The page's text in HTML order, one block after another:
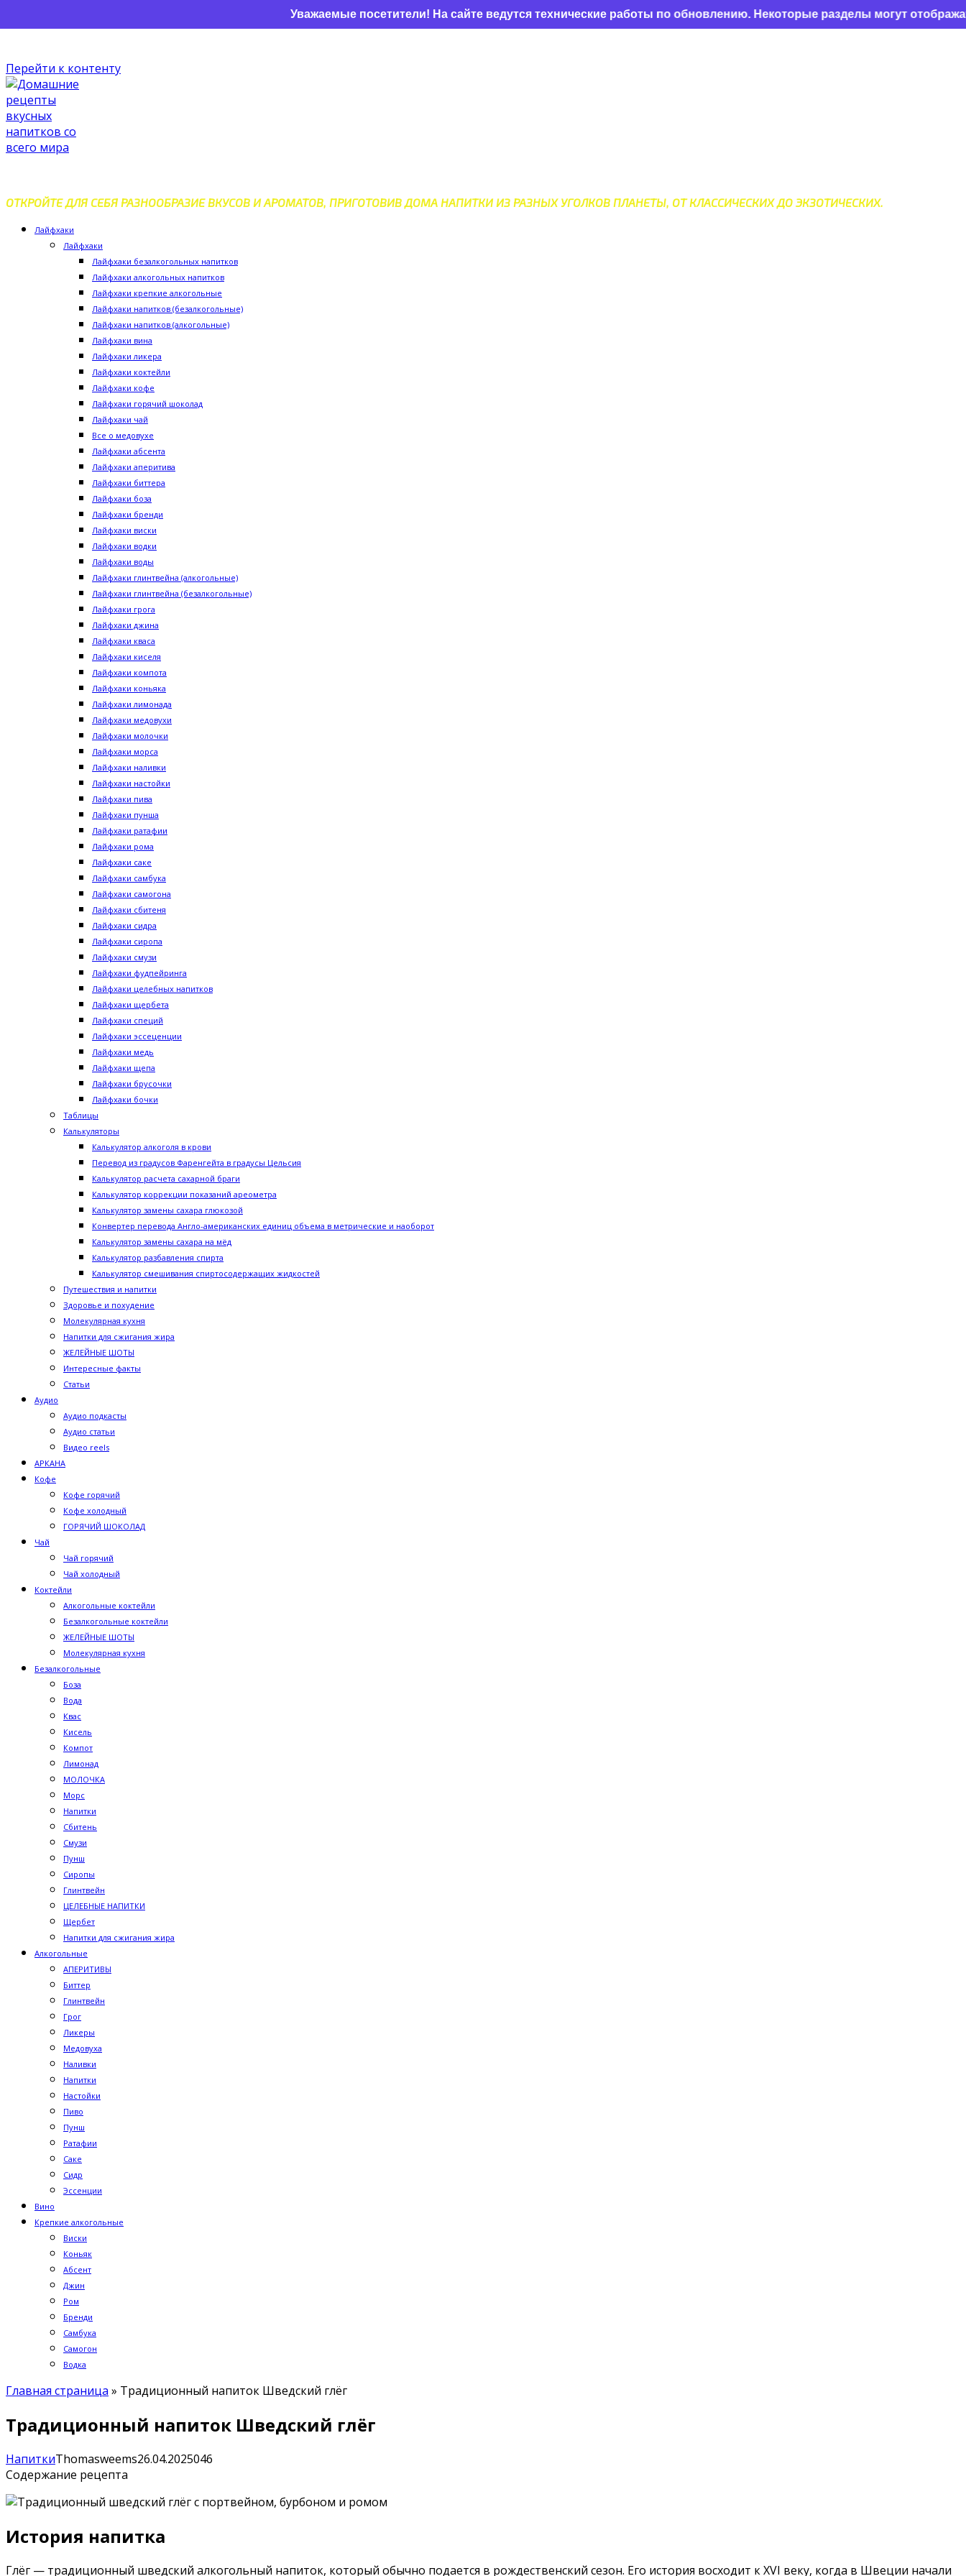
Перейти к контенту
ОТКРОЙТЕ ДЛЯ СЕБЯ РАЗНООБРАЗИЕ ВКУСОВ И АРОМАТОВ, ПРИГОТОВИВ ДОМА НАПИТКИ ИЗ РАЗНЫХ УГОЛКОВ ПЛАНЕТЫ, ОТ КЛАССИЧЕСКИХ ДО ЭКЗОТИЧЕСКИХ.
Лайфхаки
Лайфхаки
Лайфхаки безалкогольных напитков
Лайфхаки алкогольных напитков
Лайфхаки крепкие алкогольные
Лайфхаки напитков (безалкогольные)
Лайфхаки напитков (алкогольные)
Лайфхаки вина
Лайфхаки ликера
Лайфхаки коктейли
Лайфхаки кофе
Лайфхаки горячий шоколад
Лайфхаки чай
Все о медовухе
Лайфхаки абсента
Лайфхаки аперитива
Лайфхаки биттера
Лайфхаки боза
Лайфхаки бренди
Лайфхаки виски
Лайфхаки водки
Лайфхаки воды
Лайфхаки глинтвейна (алкогольные)
Лайфхаки глинтвейна (безалкогольные)
Лайфхаки грога
Лайфхаки джина
Лайфхаки кваса
Лайфхаки киселя
Лайфхаки компота
Лайфхаки коньяка
Лайфхаки лимонада
Лайфхаки медовухи
Лайфхаки молочки
Лайфхаки морса
Лайфхаки наливки
Лайфхаки настойки
Лайфхаки пива
Лайфхаки пунша
Лайфхаки ратафии
Лайфхаки рома
Лайфхаки саке
Лайфхаки самбука
Лайфхаки самогона
Лайфхаки сбитеня
Лайфхаки сидра
Лайфхаки сиропа
Лайфхаки смузи
Лайфхаки фудпейринга
Лайфхаки целебных напитков
Лайфхаки щербета
Лайфхаки специй
Лайфхаки эссеценции
Лайфхаки медь
Лайфхаки щепа
Лайфхаки брусочки
Лайфхаки бочки
Таблицы
Калькуляторы
Калькулятор алкоголя в крови
Перевод из градусов Фаренгейта в градусы Цельсия
Калькулятор расчета сахарной браги
Калькулятор коррекции показаний ареометра
Калькулятор замены сахара глюкозой
Конвертер перевода Англо-американских единиц объема в метрические и наоборот
Калькулятор замены сахара на мёд
Калькулятор разбавления спирта
Калькулятор смешивания спиртосодержащих жидкостей
Путешествия и напитки
Здоровье и похудение
Молекулярная кухня
Напитки для сжигания жира
ЖЕЛЕЙНЫЕ ШОТЫ
Интересные факты
Статьи
Аудио
Аудио подкасты
Аудио статьи
Видео reels
АРКАНА
Кофе
Кофе горячий
Кофе холодный
ГОРЯЧИЙ ШОКОЛАД
Чай
Чай горячий
Чай холодный
Коктейли
Алкогольные коктейли
Безалкогольные коктейли
ЖЕЛЕЙНЫЕ ШОТЫ
Молекулярная кухня
Безалкогольные
Боза
Вода
Квас
Кисель
Компот
Лимонад
МОЛОЧКА
Морс
Напитки
Сбитень
Смузи
Пунш
Сиропы
Глинтвейн
ЦЕЛЕБНЫЕ НАПИТКИ
Щербет
Напитки для сжигания жира
Алкогольные
АПЕРИТИВЫ
Биттер
Глинтвейн
Грог
Ликеры
Медовуха
Наливки
Напитки
Настойки
Пиво
Пунш
Ратафии
Саке
Сидр
Эссенции
Вино
Крепкие алкогольные
Виски
Коньяк
Абсент
Джин
Ром
Бренди
Самбука
Самогон
Водка
Главная страница » Традиционный напиток Шведский глёг
Традиционный напиток Шведский глёг
НапиткиThomasweems26.04.2025046
Содержание рецепта
История напитка
Глёг — традиционный шведский алкогольный напиток, который обычно подается в рождественский сезон. Его история восходит к XVI веку, когда в Швеции начали
Уважаемые посетители! На сайте ведутся технические работы по обновлению. Некоторые разделы могут отображаться